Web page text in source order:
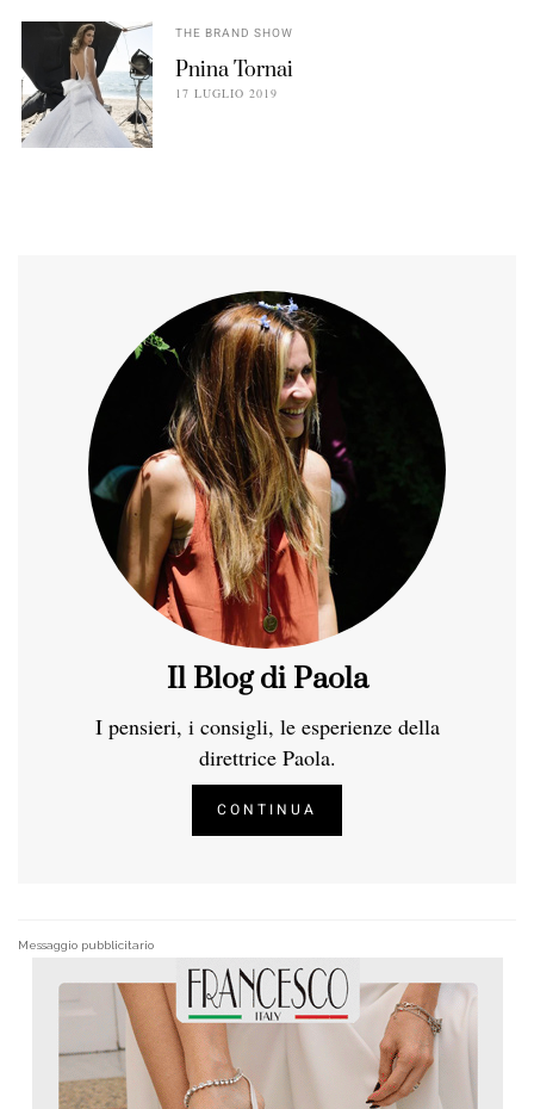
THE BRAND SHOW
Pnina Tornai
17 LUGLIO 2019
Il Blog di Paola
I pensieri, i consigli, le esperienze della
direttrice Paola.
CONTINUA
Messaggio pubblicitario